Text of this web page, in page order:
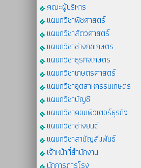
คณะผู้บริหาร
แผนกวิชาพืชศาสตร์
แผนกวิชาสัตวศาสตร์
แผนกวิชาช่างกลเกษตร
แผนกวิชาธุรกิจเกษตร
แผนกวิชาเกษตรศาสตร์
แผนกวิชาอุตสาหกรรมเกษตร
แผนกวิชาบัญชี
แผนกวิชาคอมพิวเตอร์ธุรกิจ
แผนกวิชาช่างยนต์
แผนกวิชาสามัญสัมพันธ์
เจ้าหน้าที่สำนักงาน
นักการภารโรง